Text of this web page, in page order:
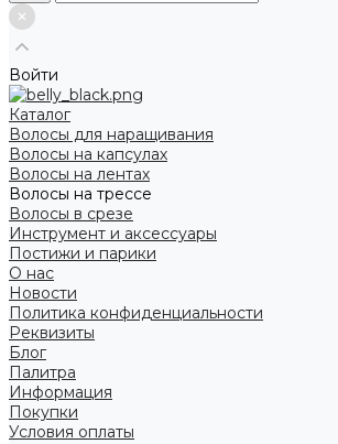
Войти
Каталог
Волосы для наращивания
Волосы на капсулах
Волосы на лентах
Волосы на трессе
Волосы в срезе
Инструмент и аксессуары
Постижи и парики
О нас
Новости
Политика конфиденциальности
Реквизиты
Блог
Палитра
Информация
Покупки
Условия оплаты